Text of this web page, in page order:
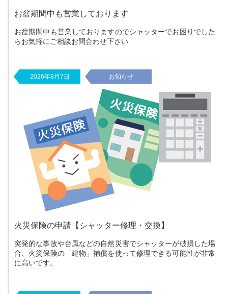
お盆期間中も営業しております
お盆期間中も営業しておりますのでシャッターでお困りでした
らお気軽にご相談お問合わせ下さい
2026年8月7日 お知らせ
火災保険の申請【シャッター修理・交換】
突発的な事故や台風などの自然災害でシャッターが破損した場
合、火災保険の「建物」補償を使って修理できる可能性が非常
に高いです。